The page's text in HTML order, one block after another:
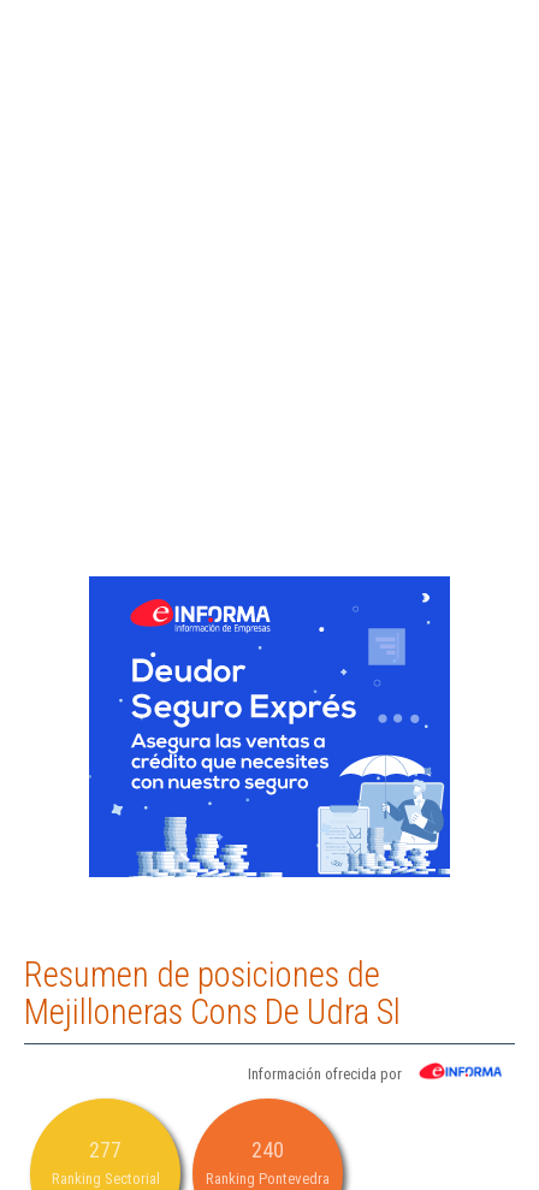
Resumen de posiciones de
Mejilloneras Cons De Udra Sl
Información ofrecida por
277
Ranking Sectorial
240
Ranking Pontevedra